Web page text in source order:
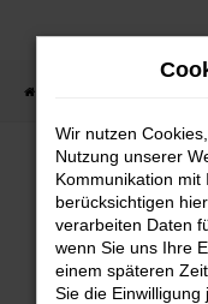
Zum
springen
FEHLER:
Beim Laden ist
Hier sind ein
Wir nutzen
Nutzung unserer
Kommunikation
berücksichtigen
verarbeiten Daten
wenn Sie uns Ihre
einem späteren
Sie die Einwilligung